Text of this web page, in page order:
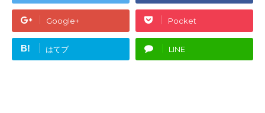
Google+ Pocket
B! はてブ LINE